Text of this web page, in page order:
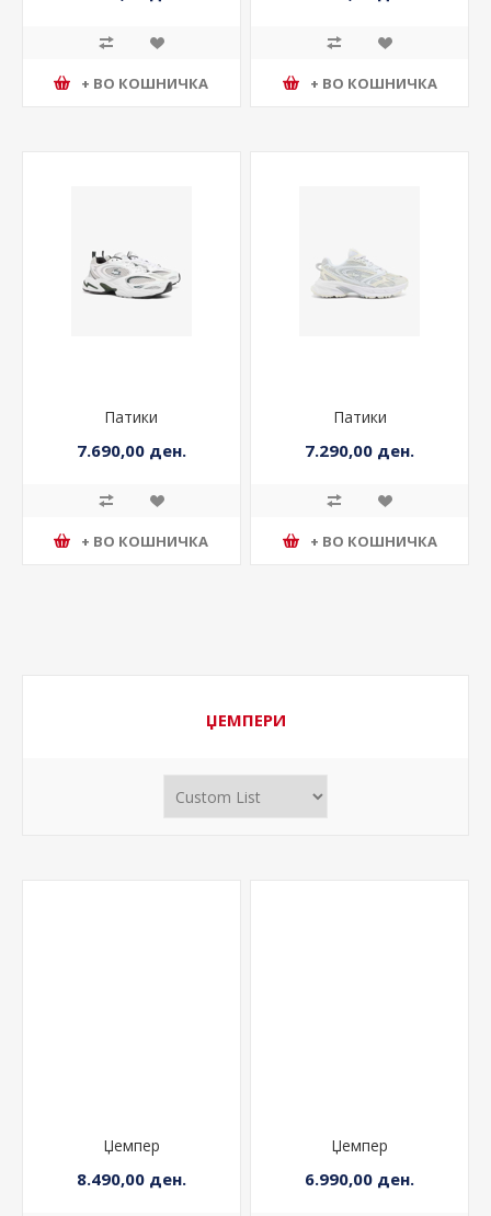
+ ВО КОШНИЧКА + ВО КОШНИЧКА
Патики
7.690,00 ден.
+ ВО КОШНИЧКА
Патики
7.290,00 ден.
+ ВО КОШНИЧКА
ЏЕМПЕРИ
Џемпер
8.490,00 ден.
Џемпер
6.990,00 ден.